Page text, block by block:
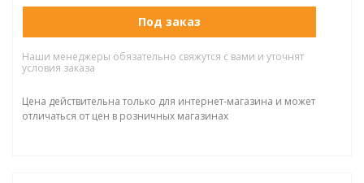
Под заказ
Наши менеджеры обязательно свяжутся с вами и уточнят
условия заказа
Цена действительна только для интернет-магазина и может
отличаться от цен в розничных магазинах